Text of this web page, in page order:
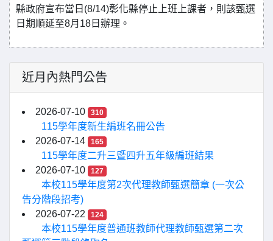
縣政府宣布當日(8/14)彰化縣停止上班上課者，則該甄選
日期順延至8月18日辦理。
近月內熱門公告
2026-07-10 310
115學年度新生編班名冊公告
2026-07-14
165
115學年度二升三暨四升五年級編班結果
2026-07-10
127
本校115學年度第2次代理教師甄選簡章 (一次公
告分階段招考)
2026-07-22
124
本校115學年度普通班教師代理教師甄選第二次